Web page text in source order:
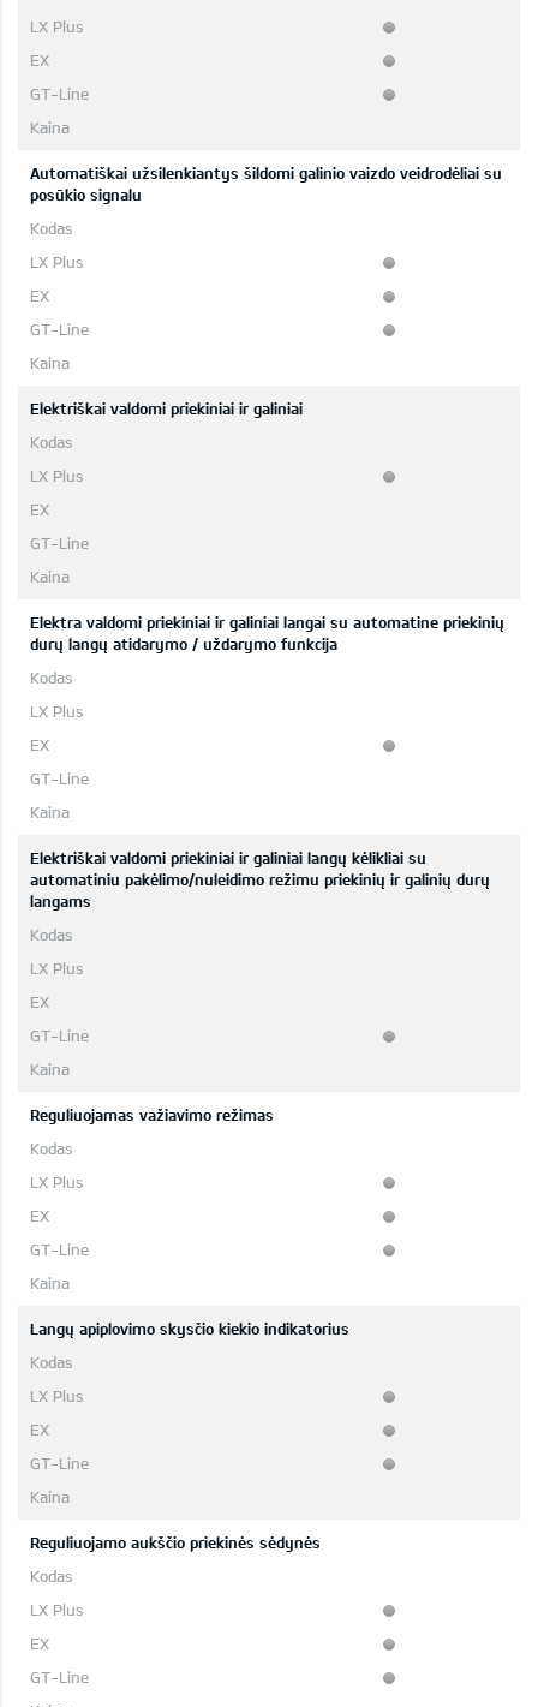
Automatiškai užsilenkiantys šildomi galinio vaizdo veidrodėliai su
posūkio signalu
Elektriškai valdomi priekiniai ir galiniai
Elektra valdomi priekiniai ir galiniai langai su automatine priekinių
durų langų atidarymo / uždarymo funkcija
Elektriškai valdomi priekiniai ir galiniai langų kėlikliai su
automatiniu pakėlimo/nuleidimo režimu priekinių ir galinių durų
langams
Reguliuojamas važiavimo režimas
Langų apiplovimo skysčio kiekio indikatorius
Reguliuojamo aukščio priekinės sėdynės